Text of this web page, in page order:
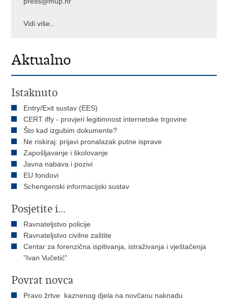
Vidi više..
Aktualno
Istaknuto
Entry/Exit sustav (EES)
CERT iffy - provjeri legitimnost internetske trgovine
Što kad izgubim dokumente?
Ne riskiraj: prijavi pronalazak putne isprave
Zapošljavanje i školovanje
Javna nabava i pozivi
EU fondovi
Schengenski informacijski sustav
Posjetite i...
Ravnateljstvo policije
Ravnateljstvo civilne zaštite
Centar za forenzična ispitivanja, istraživanja i vještačenja
"Ivan Vučetić"
Povrat novca
Pravo žrtve kaznenog djela na novčanu naknadu